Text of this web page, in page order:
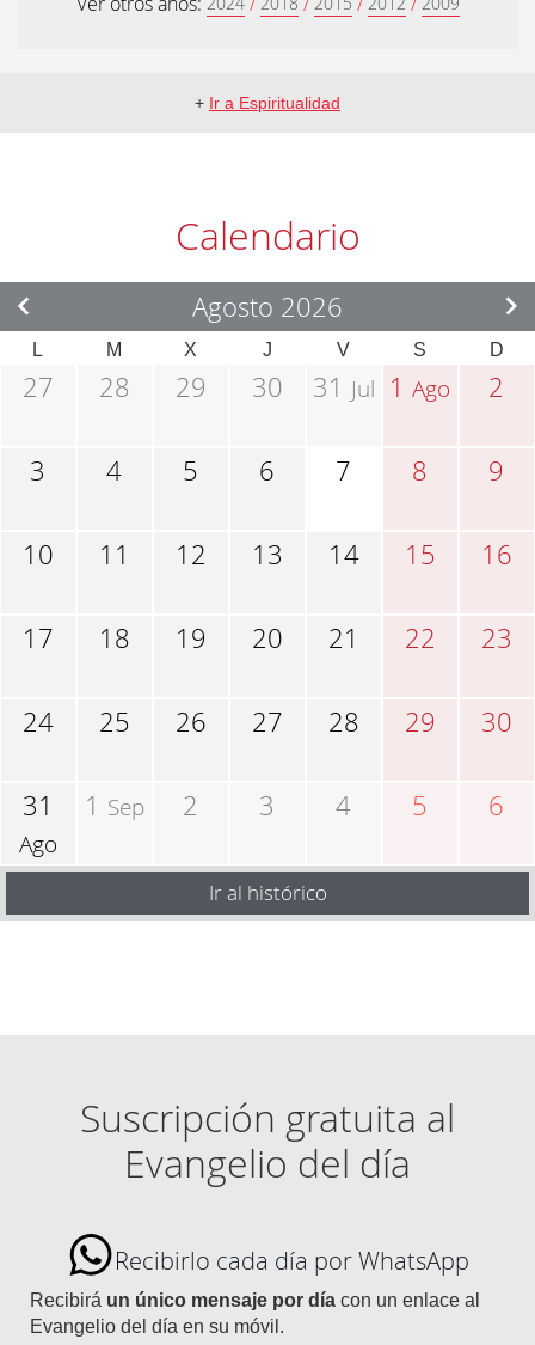
+ Ir a Espiritualidad
Calendario
Agosto 2026
L M X J V S D
27 28 29 30 31 Jul 1Ago 2
3 4 5 6 7 8 9
10 11 12 13 14 15 16
17 18 19 20 21 22 23
24 25 26 27 28 29 30
31
Ago
1 Sep 2 3 4 5 6
Ir al histórico
Suscripción gratuita al
Evangelio del día
Recibirlo cada día por WhatsApp
Recibirá un único mensaje por día con un enlace al
Evangelio del día en su móvil.